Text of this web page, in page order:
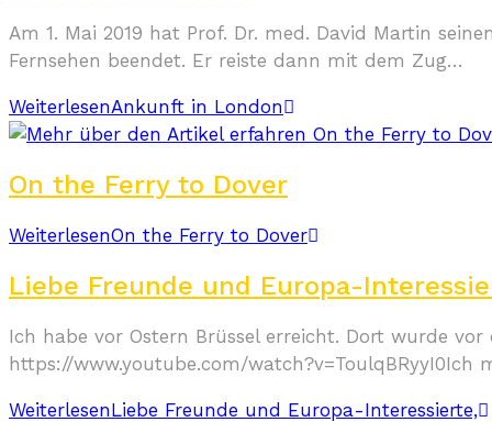
Am 1. Mai 2019 hat Prof. Dr. med. David Martin
Fernsehen beendet. Er reiste dann mit dem Zug…
WeiterlesenAnkunft in London
On the Ferry to Dover
WeiterlesenOn the Ferry to Dover
Liebe Freunde und Europa-
Ich habe vor Ostern Brüssel erreicht. Dort wurde
https://www.youtube.com/
WeiterlesenLiebe Freunde und Europa-Interessierte,